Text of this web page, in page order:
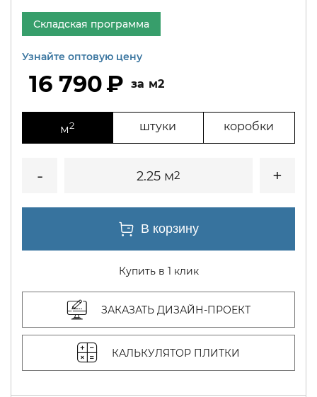
Складская программа
Узнайте оптовую цену
16 790 м2
м2 штуки коробки
2.25 м2
Купить в 1 клик
ЗАКАЗАТЬ ДИЗАЙН-ПРОЕКТ
КАЛЬКУЛЯТОР ПЛИТКИ